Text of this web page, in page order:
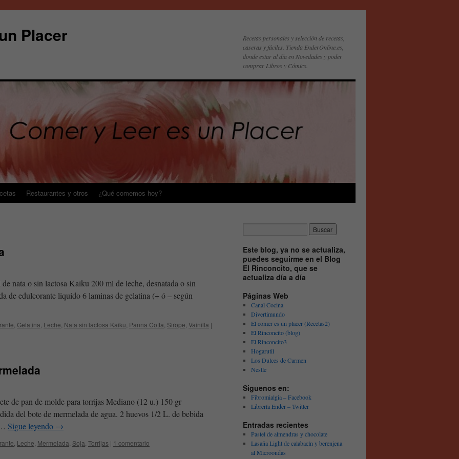
Placer
Recetas personales y selección de recetas,
caseras y fáciles. Tienda EnderOnline.es,
donde estar al día en Novedades y poder
comprar Libros y Cómics.
Restaurantes y otros ¿Qué comemos hoy?
nata o sin lactosa Kaiku 200 ml de leche, desnatada o sin
de edulcorante liquido 6 laminas de gelatina (+ ó – según
Gelatina Leche Nata sin lactosa Kaiku Panna Cotta Sirope Vainilla |
de pan de molde para torrijas Mediano (12 u.) 150 gr
del bote de mermelada de agua. 2 huevos 1/2 L. de bebida
Sigue leyendo →
Leche Mermelada Soja Torrijas | 1 comentario
Este blog, ya no se actualiza,
puedes seguirme en el Blog
El Rinconcito, que se
actualiza día a día
Páginas Web
Canal Cocina
Divertimundo
El comer es un placer (Recetas2)
El Rinconcito (blog)
El Rinconcito3
Hogarutil
Los Dulces de Carmen
Nestle
Siguenos en:
Fibromialgia – Facebook
Librería Ender – Twitter
Entradas recientes
Pastel de almendras y chocolate
Lasaña Light de calabacín y berenjena
al Microondas